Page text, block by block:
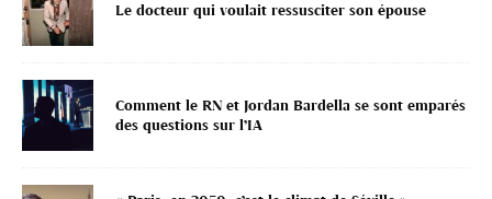
Le docteur qui voulait ressusciter son épouse
Comment le RN et Jordan Bardella se sont emparés
des questions sur l’IA